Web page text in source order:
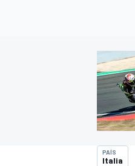
INDYCAR
PAÍS
Italia